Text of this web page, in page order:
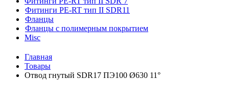
Фитинги PE-RT тип II SDR11
Фланцы
Фланцы с полимерным покрытием
Misc
Главная
Товары
Отвод гнутый SDR17 ПЭ100 Ø630 11°